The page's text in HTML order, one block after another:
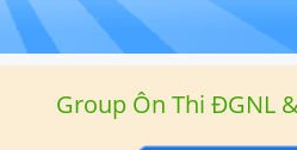
Group Ôn Thi ĐGNL